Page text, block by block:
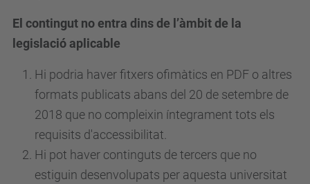
El contingut no entra dins de l’àmbit de la
legislació aplicable
Hi podria haver fitxers ofimàtics en PDF o altres
formats publicats abans del 20 de setembre de
2018 que no compleixin íntegrament tots els
requisits d'accessibilitat.
Hi pot haver continguts de tercers que no
estiguin desenvolupats per aquesta universitat